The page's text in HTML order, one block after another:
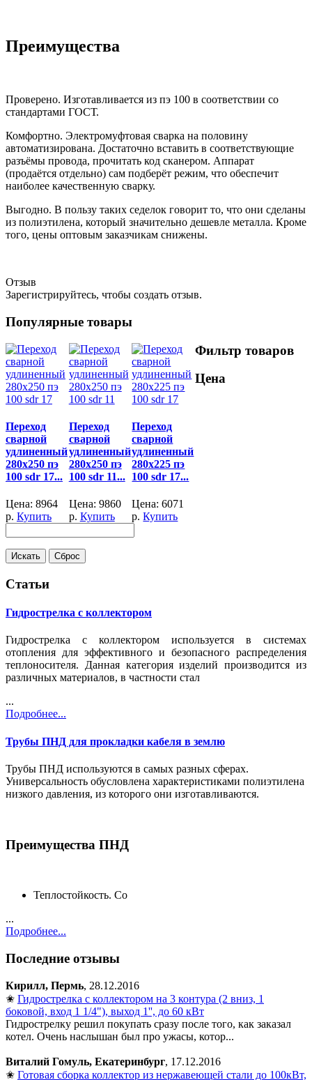
Преимущества
Проверено. Изготавливается из пэ 100 в соответствии со
стандартами ГОСТ.
Комфортно. Электромуфтовая сварка на половину
автоматизирована. Достаточно вставить в соответствующие
разъёмы провода, прочитать код сканером. Аппарат
(продаётся отдельно) сам подберёт режим, что обеспечит
наиболее качественную сварку.
Выгодно. В пользу таких седелок говорит то, что они сделаны
из полиэтилена, который значительно дешевле металла. Кроме
того, цены оптовым заказчикам снижены.
Отзыв
Зарегистрируйтесь, чтобы создать отзыв.
Популярные товары
Переход
сварной
удлиненный
280x250 пэ
100 sdr 17...
Цена: 8964
р. Купить
Переход
сварной
удлиненный
280x250 пэ
100 sdr 11...
Цена: 9860
р. Купить
Переход
сварной
удлиненный
280x225 пэ
100 sdr 17...
Цена: 6071
р. Купить
Фильтр товаров
Цена
Статьи
Гидрострелка с коллектором
Гидрострелка с коллектором используется в системах
отопления для эффективного и безопасного распределения
теплоносителя. Данная категория изделий производится из
различных материалов, в частности стал
...
Подробнее...
Трубы ПНД для прокладки кабеля в землю
Трубы ПНД используются в самых разных сферах.
Универсальность обусловлена характеристиками полиэтилена
низкого давления, из которого они изготавливаются.
Преимущества ПНД
Теплостойкость. Со
...
Подробнее...
Последние отзывы
Кирилл, Пермь, 28.12.2016
✬ Гидрострелка с коллектором на 3 контура (2 вниз, 1
боковой, вход 1 1/4"), выход 1'', до 60 кВт
Гидрострелку решил покупать сразу после того, как заказал
котел. Очень наслышан был про ужасы, котор...
Виталий Гомуль, Екатеринбург, 17.12.2016
✬ Готовая сборка коллектор из нержавеющей стали до 100кВт,